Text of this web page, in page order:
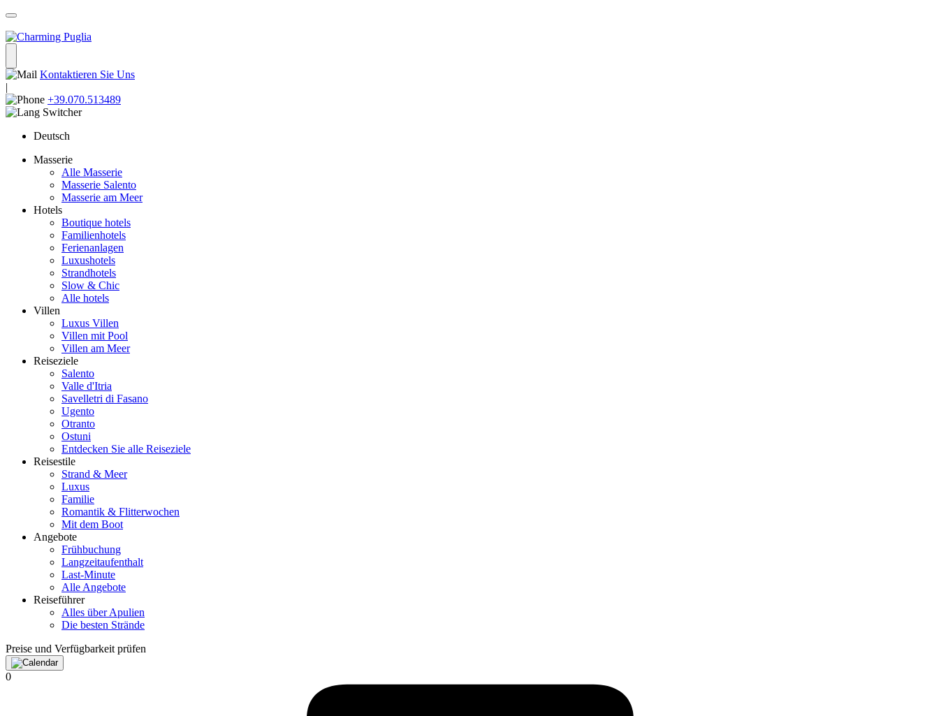
Kontaktieren Sie Uns
|
+39.070.513489
Deutsch
Masserie
Alle Masserie
Masserie Salento
Masserie am Meer
Hotels
Boutique hotels
Familienhotels
Ferienanlagen
Luxushotels
Strandhotels
Slow & Chic
Alle hotels
Villen
Luxus Villen
Villen mit Pool
Villen am Meer
Reiseziele
Salento
Valle d'Itria
Savelletri di Fasano
Ugento
Otranto
Ostuni
Entdecken Sie alle Reiseziele
Reisestile
Strand & Meer
Luxus
Familie
Romantik & Flitterwochen
Mit dem Boot
Angebote
Frühbuchung
Langzeitaufenthalt
Last-Minute
Alle Angebote
Reiseführer
Alles über Apulien
Die besten Strände
Preise und Verfügbarkeit prüfen
0